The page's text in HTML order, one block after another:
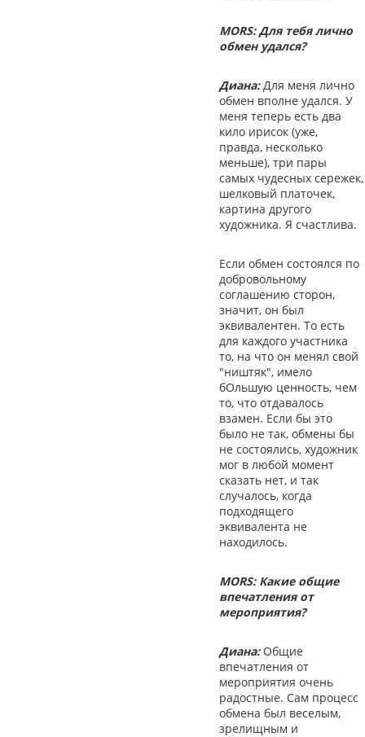
MORS: Для тебя лично
обмен удался?
Диана:Для меня лично
обмен вполне удался. У
меня теперь есть два
кило ирисок (уже,
правда, несколько
меньше), три пары
самых чудесных сережек,
шелковый платочек,
картина другого
художника. Я счастлива.
Если обмен состоялся по
добровольному
соглашению сторон,
значит, он был
эквивалентен. То есть
для каждого участника
то, на что он менял свой
"ништяк", имело
бОльшую ценность, чем
то, что отдавалось
взамен. Если бы это
было не так, обмены бы
не состоялись, художник
мог в любой момент
сказать нет, и так
случалось, когда
подходящего
эквивалента не
находилось.
MORS: Какие общие
впечатления от
мероприятия?
Диана:Общие
впечатления от
мероприятия очень
радостные. Сам процесс
обмена был веселым,
зрелищным и